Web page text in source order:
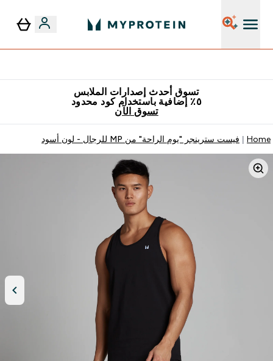
تسوق أحدث إصدارات الملابس
٥٪ إضافية باستخدام كود محدود
تسوق الآن
Home فيست سترينجر "يوم الراحة" من MP للرجال - لون أسود